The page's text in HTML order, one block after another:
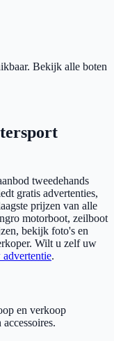
Bekijk alle boten
tweedehands
gratis advertenties,
prijzen van alle
motorboot, zeilboot
bekijk foto's en
Wilt u zelf uw
advertentie.
en verkoop